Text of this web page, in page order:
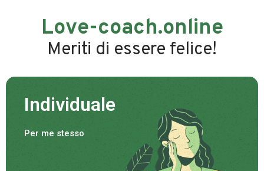
Love-coach.online
Meriti di essere felice!
Individuale
Per me stesso